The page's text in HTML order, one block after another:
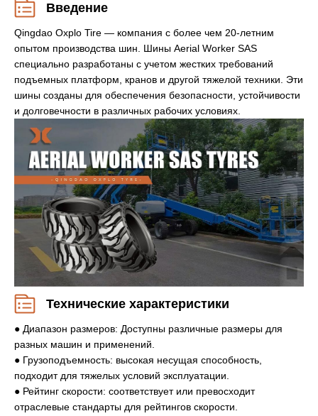
Введение
Qingdao Oxplo Tire — компания с более чем 20-летним
опытом производства шин. Шины Aerial Worker SAS
специально разработаны с учетом жестких требований
подъемных платформ, кранов и другой тяжелой техники. Эти
шины созданы для обеспечения безопасности, устойчивости
и долговечности в различных рабочих условиях.
Технические характеристики
● Диапазон размеров: Доступны различные размеры для
разных машин и применений.
● Грузоподъемность: высокая несущая способность,
подходит для тяжелых условий эксплуатации.
● Рейтинг скорости: соответствует или превосходит
отраслевые стандарты для рейтингов скорости.